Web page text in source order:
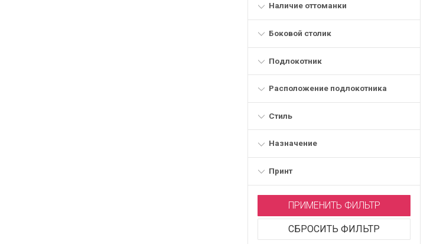
Наличие оттоманки
Боковой столик
Подлокотник
Расположение подлокотника
Стиль
Назначение
Принт
ПРИМЕНИТЬ ФИЛЬТР
СБРОСИТЬ ФИЛЬТР